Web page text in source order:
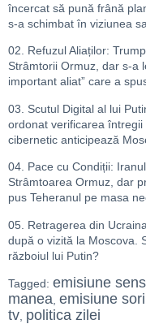
încercat să pună frână
s-a schimbat în viziunea
02. Refuzul Aliaților:
Strâmtorii Ormuz, dar s-a
important aliat” care a
03. Scutul Digital al lui
ordonat verificarea
cibernetic anticipează
04. Pace cu Condiții:
Strâmtoarea Ormuz, dar
pus Teheranul pe masa
05. Retragerea din
după o vizită la Moscova.
războiul lui Putin?
Tagged: emisiune
manea emisiune
tv politica zilei